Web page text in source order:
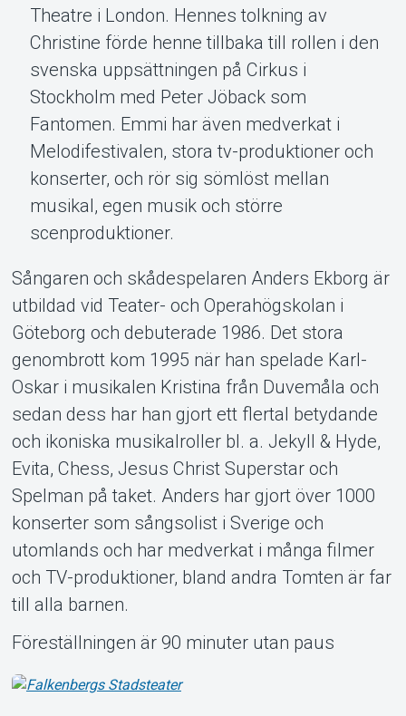
Theatre i London. Hennes tolkning av
Christine förde henne tillbaka till rollen i den
svenska uppsättningen på Cirkus i
Stockholm med Peter Jöback som
Fantomen. Emmi har även medverkat i
Melodifestivalen, stora tv-produktioner och
konserter, och rör sig sömlöst mellan
musikal, egen musik och större
scenproduktioner.
Sångaren och skådespelaren Anders Ekborg är
utbildad vid Teater- och Operahögskolan i
Göteborg och debuterade 1986. Det stora
genombrott kom 1995 när han spelade Karl-
Oskar i musikalen Kristina från Duvemåla och
sedan dess har han gjort ett flertal betydande
och ikoniska musikalroller bl. a. Jekyll & Hyde,
Evita, Chess, Jesus Christ Superstar och
Spelman på taket. Anders har gjort över 1000
konserter som sångsolist i Sverige och
utomlands och har medverkat i många filmer
och TV-produktioner, bland andra Tomten är far
till alla barnen.
Föreställningen är 90 minuter utan paus